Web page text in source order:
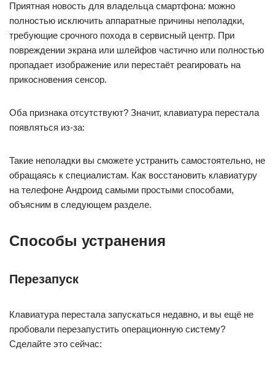
Приятная новость для владельца смартфона: можно
полностью исключить аппаратные причины неполадки,
требующие срочного похода в сервисный центр. При
повреждении экрана или шлейфов частично или полностью
пропадает изображение или перестаёт реагировать на
прикосновения сенсор.
Оба признака отсутствуют? Значит, клавиатура перестала
появляться из-за:
Такие неполадки вы сможете устранить самостоятельно, не
обращаясь к специалистам. Как восстановить клавиатуру
на телефоне Андроид самыми простыми способами,
объясним в следующем разделе.
Способы устранения
Перезапуск
Клавиатура перестала запускаться недавно, и вы ещё не
пробовали перезапустить операционную систему?
Сделайте это сейчас: